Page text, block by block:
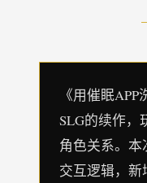
《用催眠
SLG的续作，
角色关系。
交互逻辑，新